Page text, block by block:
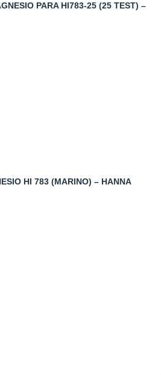
PARA HI783-25 (25 TEST) –
HI 783 (MARINO) – HANNA